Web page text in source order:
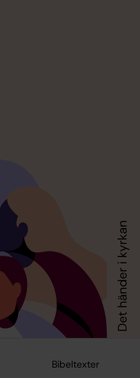
Bibeltexter